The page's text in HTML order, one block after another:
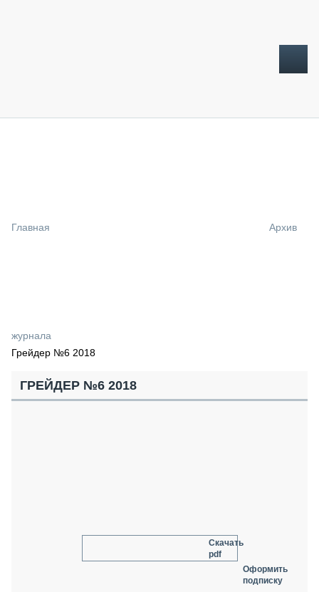
СПЕЦПРОЕКТЫ
СТАТЬИ ПО КАТЕГОРИЯМ ТЕХНИКИ
Главная Архив
журнала
Грейдер №6 2018
ГРЕЙДЕР №6 2018
Скачать
pdf
Оформить
подписку